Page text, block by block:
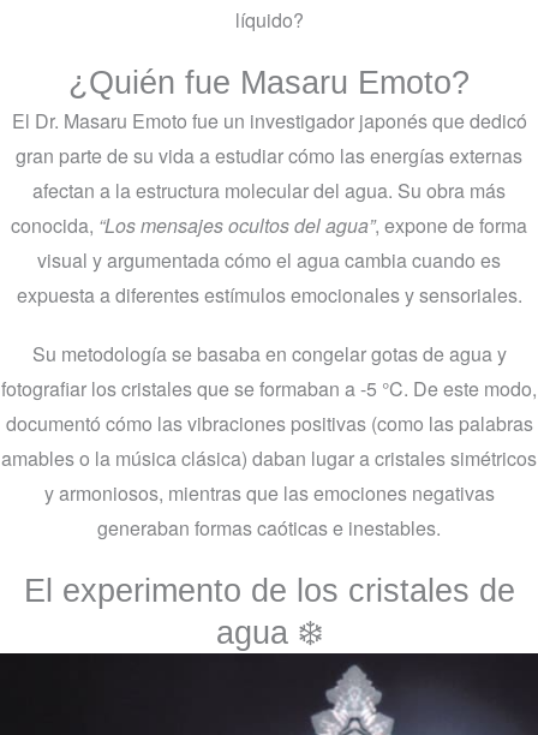
líquido?
¿Quién fue Masaru Emoto?
El Dr. Masaru Emoto fue un investigador japonés que dedicó
gran parte de su vida a estudiar cómo las energías externas
afectan a la estructura molecular del agua. Su obra más
conocida, “Los mensajes ocultos del agua”, expone de forma
visual y argumentada cómo el agua cambia cuando es
expuesta a diferentes estímulos emocionales y sensoriales.
Su metodología se basaba en congelar gotas de agua y
fotografiar los cristales que se formaban a -5 °C. De este modo,
documentó cómo las vibraciones positivas (como las palabras
amables o la música clásica) daban lugar a cristales simétricos
y armoniosos, mientras que las emociones negativas
generaban formas caóticas e inestables.
El experimento de los cristales de
agua ❄️